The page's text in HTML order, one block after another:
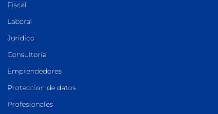
Fiscal
Laboral
Jurídico
Consultoría
Emprendedores
Proteccion de datos
Profesionales